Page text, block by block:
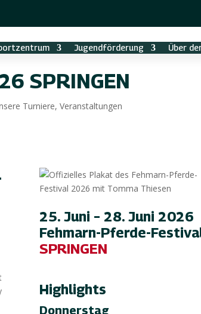
Jugendförderung Über
SPRINGEN
Turniere,Veranstaltungen
25. Juni – 28. Juni 2026
Fehmarn-Pferde-
SPRINGEN
Highlights
Donnerstag